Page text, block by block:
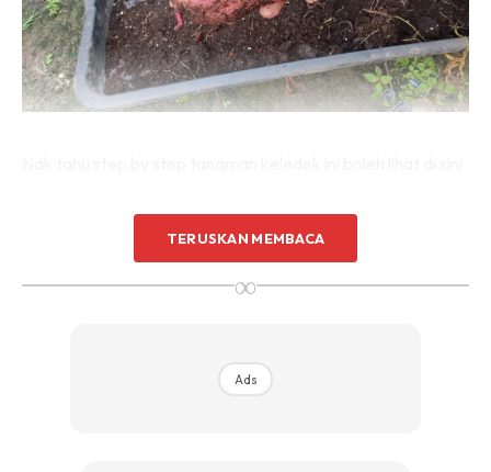
Guna plastik ker atau apa-apa bekas bersesuaian. saya
menggunakan plastik tong sampah (eco friendly plastic
TERUSKAN MEMBACA
∞
Ads